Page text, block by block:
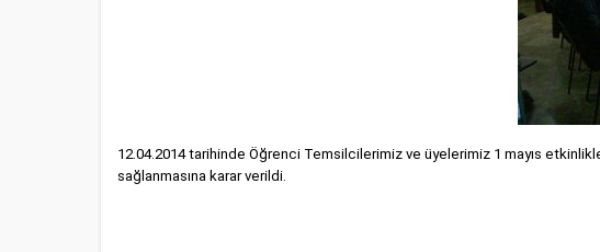
12.04.2014 tarihinde Öğrenci Temsilcilerimiz ve üyelerimiz 1 mayıs
sağlanmasına karar verildi.